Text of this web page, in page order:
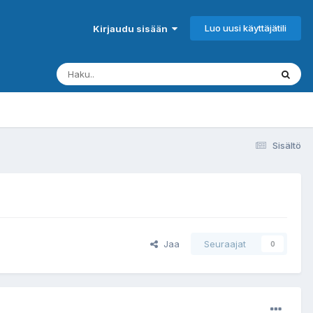
Kirjaudu sisään Luo uusi käyttäjätili
Sisältö
Jaa Seuraajat 0